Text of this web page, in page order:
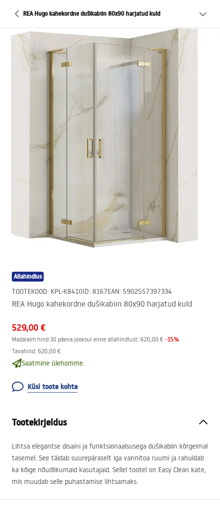
REA Hugo kahekordne dušikabiin 80x90 harjatud kuld
Allahindlus
TOOTEKOOD: KPL-K8410ID: 8167EAN: 5902557397334
REA Hugo kahekordne dušikabiin 80x90 harjatud kuld
529,00 €
Madalaim hind 30 päeva jooksul enne allahindlust: 620,00 € -15%
Tavahind: 620,00 €
Saatmine ülehomme.
Küsi toote kohta
Tootekirjeldus
Lihtsa elegantse disaini ja funktsionaalsusega dušikabiin kõrgeimal
tasemel. See täidab suurepäraselt iga vannitoa ruumi ja rahuldab
ka kõige nõudlikumaid kasutajaid. Sellel tootel on Easy Clean kate,
mis muudab selle puhastamise lihtsamaks.